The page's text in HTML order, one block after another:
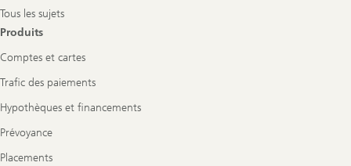
Tous les sujets
Produits
Comptes et cartes
Trafic des paiements
Hypothèques et financements
Prévoyance
Placements